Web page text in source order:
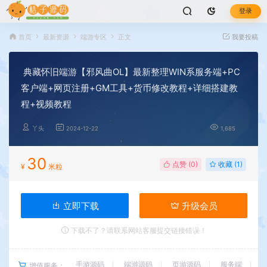
登录
首页 最新资源 端游专区 正文 我要投稿
典藏怀旧端游【邪风曲OL】最新整理WIN系服务端+PC
客户端+网页注册+GM工具+货币修改教程+详细搭建教
程+视频教程
丫头 2024-12-22 1,685
¥ 30 米粒 点赞 (0) 收藏 (1)
立即下载 升级会员
下载不了？请联系网站客服提交链接错误！
手游源码 端游源码 页游源码 服务端